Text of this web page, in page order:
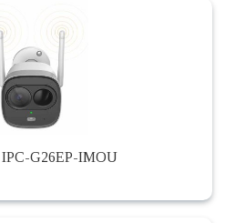
G26EP-IMOU